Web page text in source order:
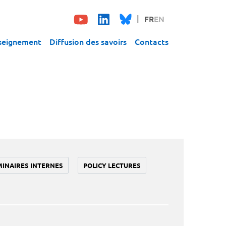
FREN
Diffusion des savoirs Contacts
INTERNES POLICY LECTURES